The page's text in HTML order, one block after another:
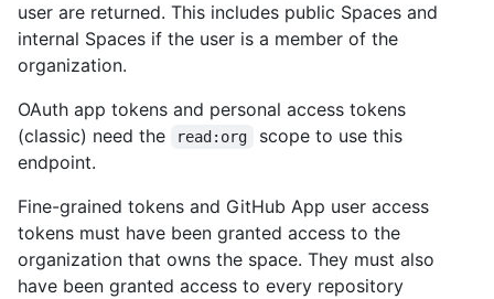
user are returned. This includes public Spaces and
internal Spaces if the user is a member of the
organization.
OAuth app tokens and personal access tokens
(classic) need the
read:org
scope to use this
endpoint.
Fine-grained tokens and GitHub App user access
tokens must have been granted access to the
organization that owns the space. They must also
have been granted access to every repository